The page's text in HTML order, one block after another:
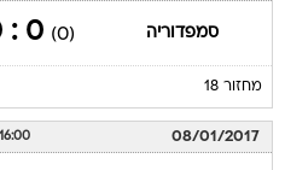
סמפדוריה (0)
0 : 0
מחזור 18
08/01/2017
16:00